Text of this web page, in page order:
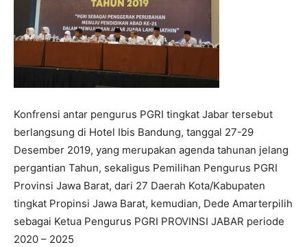
Konfrensi antar pengurus PGRI tingkat Jabar tersebut
berlangsung di Hotel Ibis Bandung, tanggal 27-29
Desember 2019, yang merupakan agenda tahunan jelang
pergantian Tahun, sekaligus Pemilihan Pengurus PGRI
Provinsi Jawa Barat, dari 27 Daerah Kota/Kabupaten
tingkat Propinsi Jawa Barat, kemudian, Dede Amarterpilih
sebagai Ketua Pengurus PGRI PROVINSI JABAR periode
2020 – 2025